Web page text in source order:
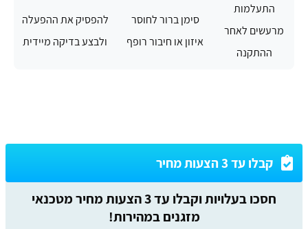
התעלמות
מרעשים לאחר
ההתקנה
סימן ברור לחוסר
איזון או חיבור רופף
להפסיק את ההפעלה
ולבצע בדיקה מיידית
קבלו עד 3 הצעות מחיר
חסכו בעלויות וקבלו עד 3 הצעות מחיר מטכנאי
מזגנים במהירות!